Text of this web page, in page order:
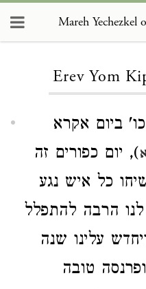
Erev Yom
ביום אקרא
), יום כפורים זה
כל איש נגע
הרבה להתפלל
עלינו שנה
טובה